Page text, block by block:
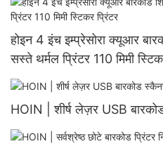
होइन 4 इंच इम्प्रेसोरा क्यूआर
सस्ते थर्मल प्रिंटर 110 मिमी
HOIN | शीर्ष लेज़र USB बारकोड